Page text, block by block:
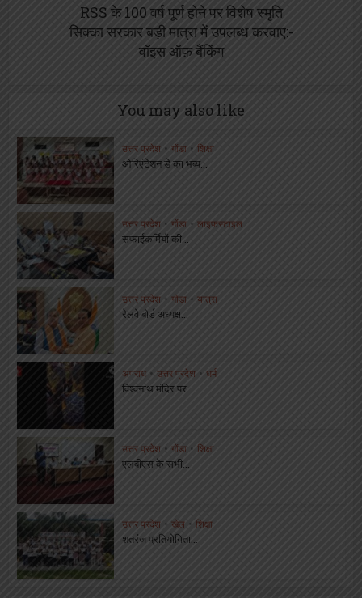
RSS के 100 वर्ष पूर्ण होने पर विशेष स्मृति
सिक्का सरकार बड़ी मात्रा में उपलब्ध करवाए:-
वॉइस ऑफ़ बैंकिंग
You may also like
उत्तर प्रदेश • गोंडा • शिक्षा
ओरिएंटेशन डे का भब्य...
उत्तर प्रदेश • गोंडा लाइफस्टाइल
सफाईकर्मियों की...
उत्तर प्रदेश • गोंडा • यात्रा
रेलवे बोर्ड अध्यक्ष...
अपराध • उत्तर प्रदेश • धर्म
विश्वनाथ मंदिर पर...
उत्तर प्रदेश • गोंडा • शिक्षा
एलबीएस के सभी...
उत्तर प्रदेश • खेल • शिक्षा
शतरंज प्रतियोगिता...